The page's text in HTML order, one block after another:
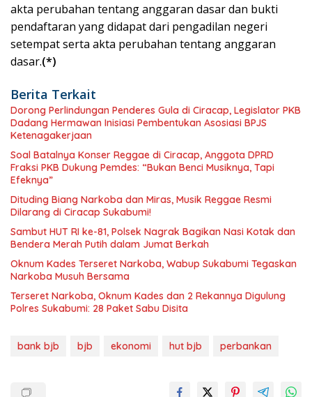
akta perubahan tentang anggaran dasar dan bukti
pendaftaran yang didapat dari pengadilan negeri
setempat serta akta perubahan tentang anggaran
dasar.(*)
Berita Terkait
Dorong Perlindungan Penderes Gula di Ciracap, Legislator PKB
Dadang Hermawan Inisiasi Pembentukan Asosiasi BPJS
Ketenagakerjaan
Soal Batalnya Konser Reggae di Ciracap, Anggota DPRD
Fraksi PKB Dukung Pemdes: “Bukan Benci Musiknya, Tapi
Efeknya”
Dituding Biang Narkoba dan Miras, Musik Reggae Resmi
Dilarang di Ciracap Sukabumi!
Sambut HUT RI ke-81, Polsek Nagrak Bagikan Nasi Kotak dan
Bendera Merah Putih dalam Jumat Berkah
Oknum Kades Terseret Narkoba, Wabup Sukabumi Tegaskan
Narkoba Musuh Bersama
Terseret Narkoba, Oknum Kades dan 2 Rekannya Digulung
Polres Sukabumi: 28 Paket Sabu Disita
bank bjb bjb ekonomi hut bjb perbankan